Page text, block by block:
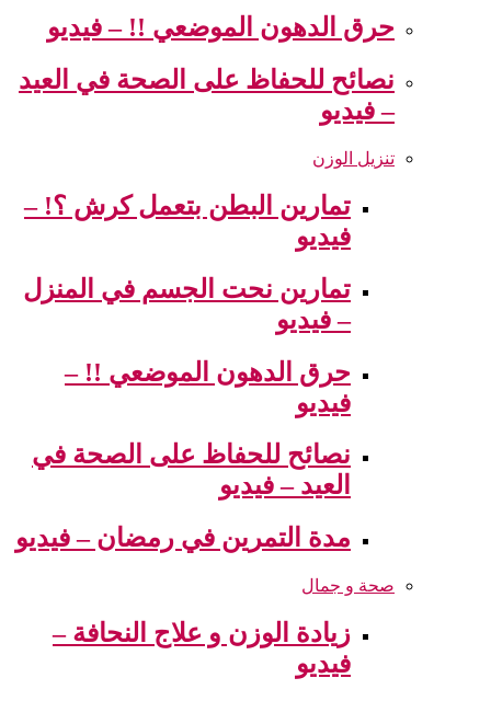
حرق الدهون الموضعي !! – فيديو
نصائح للحفاظ على الصحة في العيد
– فيديو
تنزيل الوزن
تمارين البطن بتعمل كرش ؟! –
فيديو
تمارين نحت الجسم في المنزل
– فيديو
حرق الدهون الموضعي !! –
فيديو
نصائح للحفاظ على الصحة في
العيد – فيديو
مدة التمرين في رمضان – فيديو
صحة و جمال
زيادة الوزن و علاج النحافة –
فيديو